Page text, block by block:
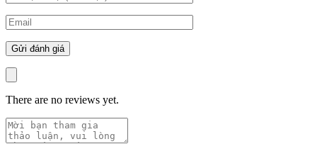
There are no reviews yet.